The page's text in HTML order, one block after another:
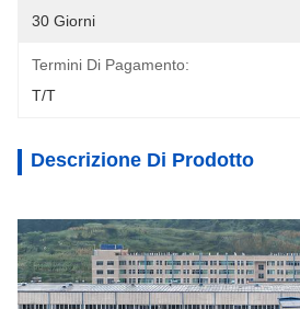
30 Giorni
Termini Di Pagamento:
T/T
Descrizione Di Prodotto